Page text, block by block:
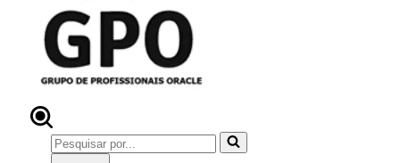
Pesquisar
por...